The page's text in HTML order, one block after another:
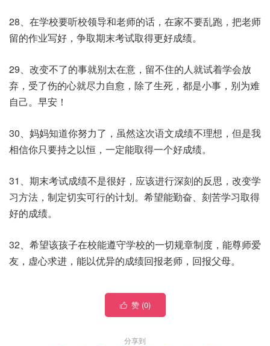
28、在学校要听校领导和老师的话，在家不要乱跑，把老师
留的作业写好，争取期末考试取得更好成绩。
29、改变不了的事就别太在意，留不住的人就试着学会放
弃，受了伤的心就尽力自愈，除了生死，都是小事，别为难
自己。早安！
30、妈妈知道你努力了，虽然这次语文成绩不理想，但是我
相信你只要持之以恒，一定能取得一个好成绩。
31、期末考试成绩不是很好，应该进行深刻的反思，改变学
习方法，制定切实可行的计划。希望能勤奋、刻苦学习取得
好的成绩。
32、希望该孩子在校能遵守学校的一切规章制度，能尊师爱
友，虚心求进，能以优异的成绩回报老师，回报父母。
 赞 (0)
分享到